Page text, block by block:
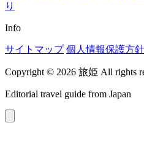
り
Info
サイトマップ 個人情報保護方針
Copyright © 2026 旅姫 All rights
Editorial travel guide from Japan